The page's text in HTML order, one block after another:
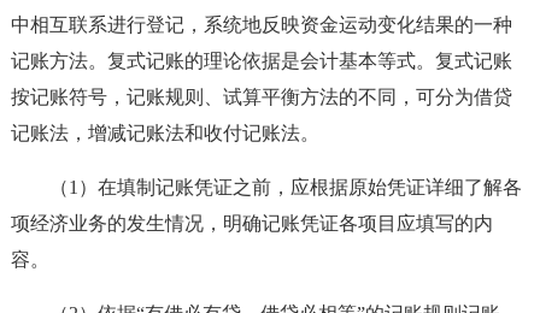
中相互联系进行登记，系统地反映资金运动变化结果的一种
记账方法。复式记账的理论依据是会计基本等式。复式记账
按记账符号，记账规则、试算平衡方法的不同，可分为借贷
记账法，增减记账法和收付记账法。
（1）在填制记账凭证之前，应根据原始凭证详细了解各
项经济业务的发生情况，明确记账凭证各项目应填写的内
容。